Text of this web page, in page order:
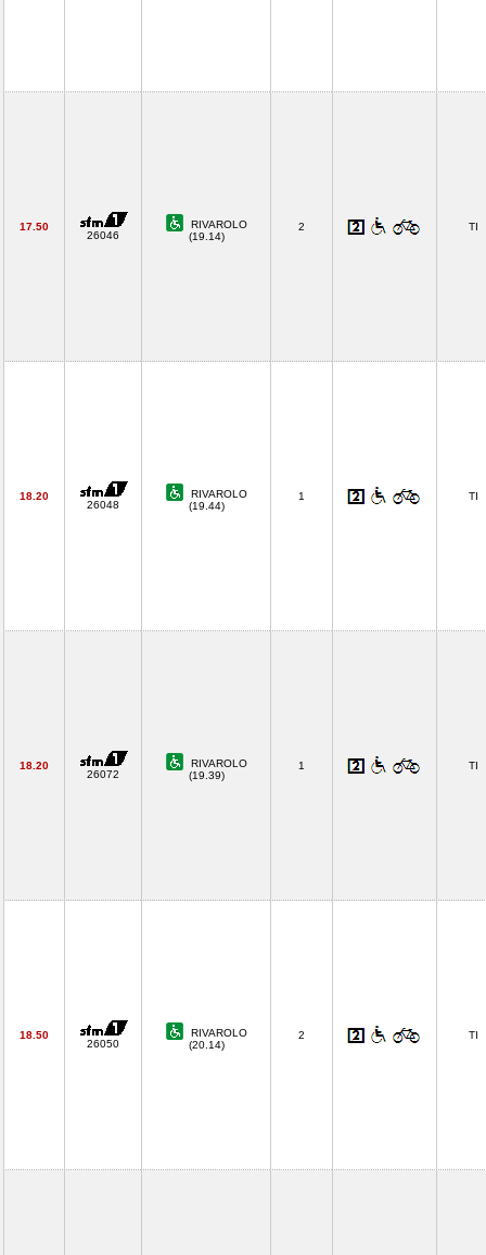
17.50
26046
RIVAROLO
(19.14)
2 TI
18.20
26048
RIVAROLO
(19.44)
1 TI
18.20
26072
RIVAROLO
(19.39)
1 TI
18.50
26050
RIVAROLO
(20.14)
2 TI